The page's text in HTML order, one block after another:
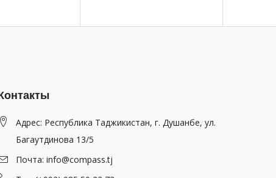
Адрес: Республика Таджикистан, г. Душанбе, ул.
Багаутдинова 13/5
Почта: info@compass.tj